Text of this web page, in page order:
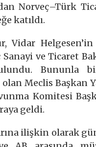
Norveç–Türk
katıldı.
Vidar
ve Ticaret
Bununla
Meclis Başkan
Komitesi
geldi.
ilişkin olarak